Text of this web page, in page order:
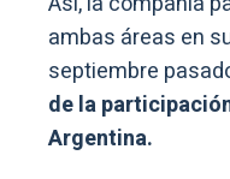
ambas áreas en
septiembre
de la
Argentina.